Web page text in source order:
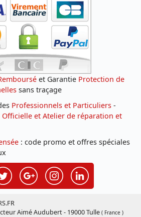
et Garantie Protection de
sans traçage
Professionnels et Particuliers -
Officielle et Atelier de réparation et
: code promo et offres spéciales
Aimé Audubert - 19000 Tulle ( France )